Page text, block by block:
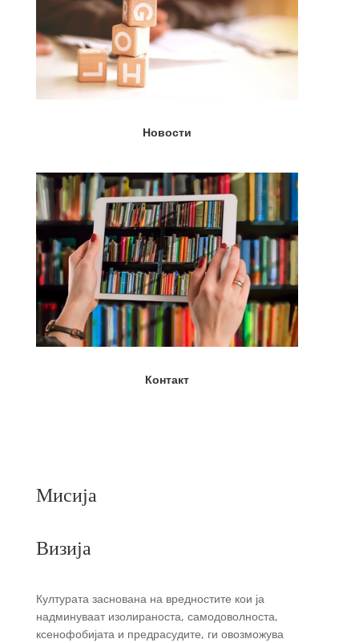
Новости
Контакт
Мисија
Визија
Културата заснована на вредностите кои ја
надминуваат изолираноста, самодоволноста,
ксенофобијата и предрасудите, ги овозможува